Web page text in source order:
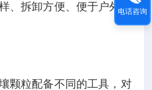
、拆卸方便、便于户外携
颗粒配备不同的工具，对
电话咨询